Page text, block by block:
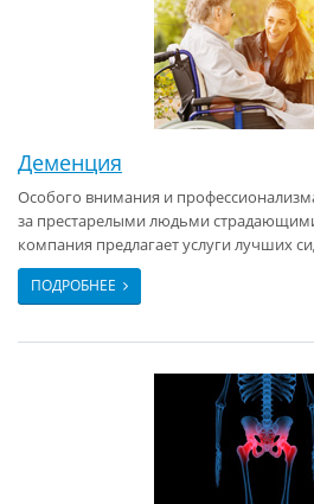
Деменция
Особого внимания и
за престарелыми людьми
компания предлагает услуги лучших
ПОДРОБНЕЕ